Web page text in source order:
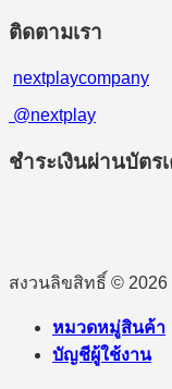
ติดตามเรา
nextplaycompany
@nextplay
ชำระเงินผ่านบัตร
สงวนลิขสิทธิ์ © 2026
หมวดหมู่สินค้า
บัญชีผู้ใช้งาน